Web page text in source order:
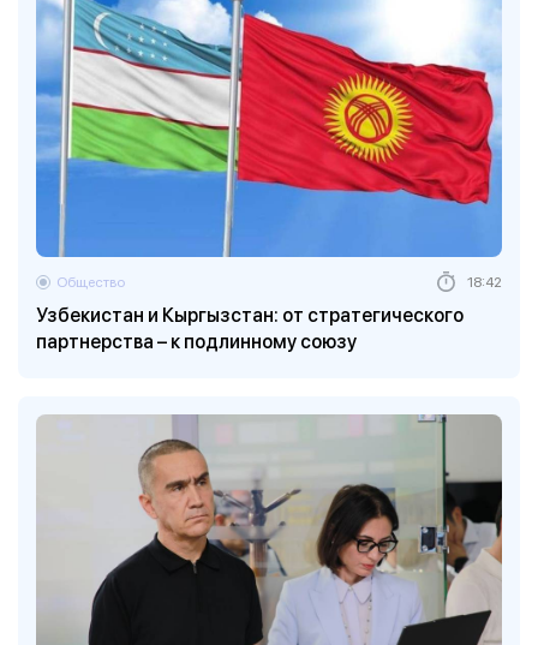
Узбекистан и Кыргызстан: от стратегического
партнерства – к подлинному союзу
Общество 18:42